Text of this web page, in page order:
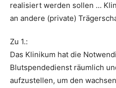
realisiert werden sollen …
an andere (private)
Zu 1.:
Das Klinikum hat die
Blutspendedienst räumlich
aufzustellen, um den